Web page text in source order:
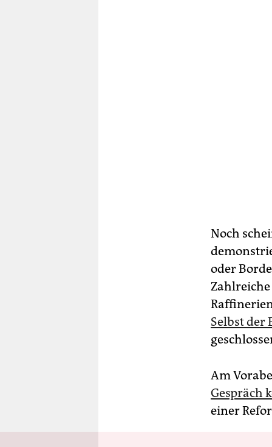
Noch
oder
Selbst der
Am
Gespräch
einer